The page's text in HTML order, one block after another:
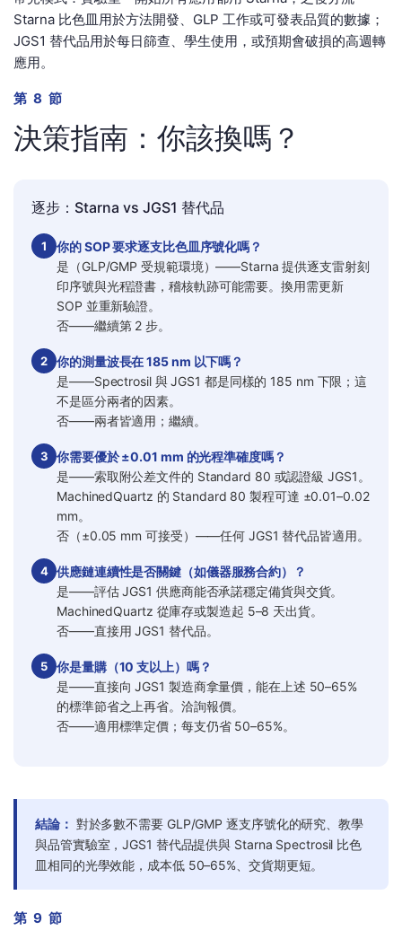
Starna 比色皿用於方法開發、GLP 工作或可發表品質的數據；
JGS1 替代品用於每日篩查、學生使用，或預期會破損的高週轉
應用。
第 8 節
決策指南：你該換嗎？
逐步：Starna vs JGS1 替代品
1
你的 SOP 要求逐支比色皿序號化嗎？
是（GLP/GMP 受規範環境）——Starna 提供逐支雷射刻
印序號與光程證書，稽核軌跡可能需要。換用需更新
SOP 並重新驗證。
否——繼續第 2 步。
2
你的測量波長在 185 nm 以下嗎？
是——Spectrosil 與 JGS1 都是同樣的 185 nm 下限；這
不是區分兩者的因素。
否——兩者皆適用；繼續。
3
你需要優於 ±0.01 mm 的光程準確度嗎？
是——索取附公差文件的 Standard 80 或認證級 JGS1。
MachinedQuartz 的 Standard 80 製程可達 ±0.01–0.02
mm。
否（±0.05 mm 可接受）——任何 JGS1 替代品皆適用。
4 供應鏈連續性是否關鍵（如儀器服務合約）？
是——評估 JGS1 供應商能否承諾穩定備貨與交貨。
MachinedQuartz 從庫存或製造起 5–8 天出貨。
否——直接用 JGS1 替代品。
5
你是量購（10 支以上）嗎？
是——直接向 JGS1 製造商拿量價，能在上述 50–65%
的標準節省之上再省。洽詢報價。
否——適用標準定價；每支仍省 50–65%。
結論： 對於多數不需要 GLP/GMP 逐支序號化的研究、教學
與品管實驗室，JGS1 替代品提供與 Starna Spectrosil 比色
皿相同的光學效能，成本低 50–65%、交貨期更短。
第 9 節